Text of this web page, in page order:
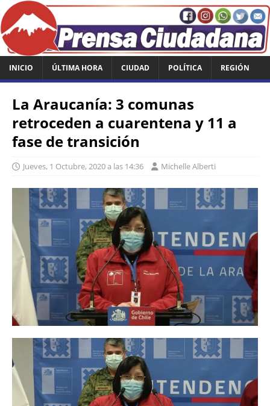
INICIO ÚLTIMA HORA CIUDAD POLÍTICA REGIÓN
La Araucanía: 3 comunas
retroceden a cuarentena y 11 a
fase de transición
Jueves, 1 Octubre, 2020 a las 14:36 Michelle Alberti